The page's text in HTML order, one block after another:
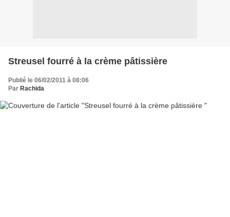
Streusel fourré à la crème pâtissière
Publié le 06/02/2011 à 08:06
Par Rachida